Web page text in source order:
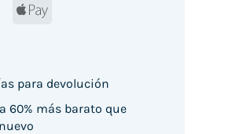
Apple
para devolución
60% más barato que